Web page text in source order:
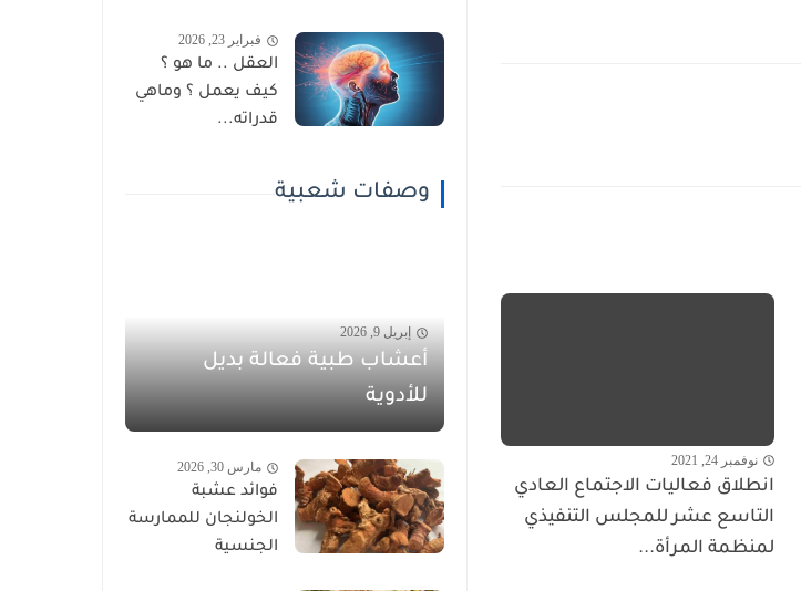
نوفمبر 24, 2021
انطلاق فعاليات الاجتماع العادي
التاسع عشر للمجلس التنفيذي
لمنظمة المرأة...
فبراير 23, 2026
العقل .. ما هو ؟
كيف يعمل ؟ وماهي
قدراته...
وصفات شعبية
إبريل 9, 2026
أعشاب طبية فعالة بديل
للأدوية
مارس 30, 2026
فوائد عشبة
الخولنجان للممارسة
الجنسية